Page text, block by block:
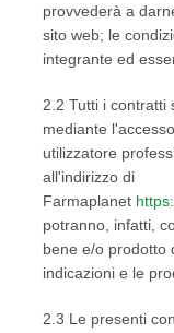
provvederà a
sito web; le
integrante ed
2.2 Tutti i contratti
mediante
utilizzatore
all'indirizzo di
Farmaplanet
potranno, infatti,
bene e/o prodotto
indicazioni e le
2.3 Le presenti